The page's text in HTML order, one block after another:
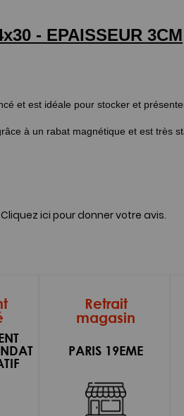
- EPAISSEUR 3CM
et est idéale pour stocker et
à un rabat magnétique et est très
Cliquez ici pour donner votre avis.
Retrait
magasin
PARIS 19EME